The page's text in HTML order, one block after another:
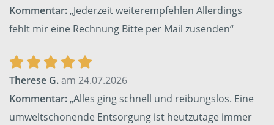
Kommentar:„Jederzeit weiterempfehlen Allerdings
fehlt mir eine Rechnung Bitte per Mail zusenden“
Therese G.am 24.07.2026
Kommentar:„Alles ging schnell und reibungslos. Eine
umweltschonende Entsorgung ist heutzutage immer